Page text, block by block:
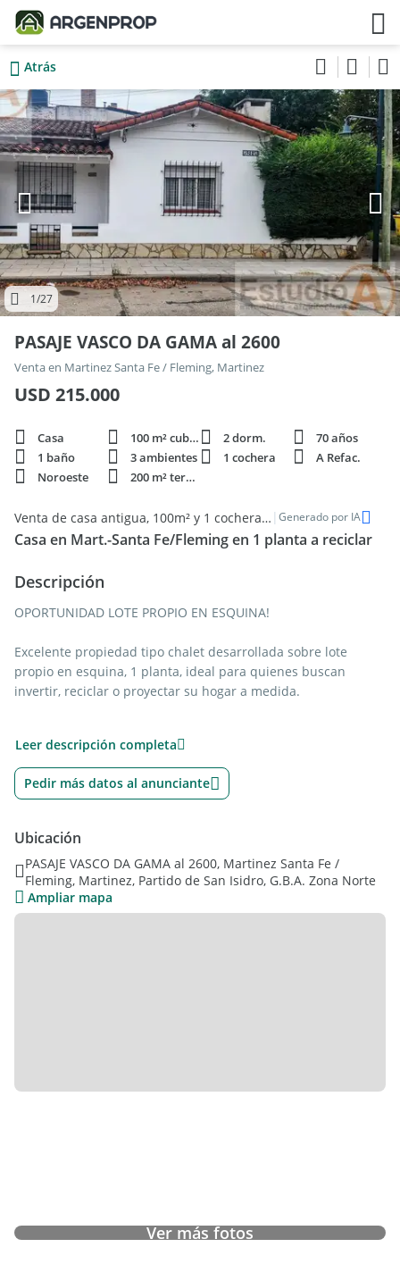
Atrás
1/27
PASAJE VASCO DA GAMA al 2600
Venta en Martinez Santa Fe / Fleming, Martinez
USD 215.000
Casa 100 m² cubie. 2 dorm.
70 años
1 baño
3 ambientes 1 cochera
A Refac.
Noroeste
200 m² terren.
Venta de casa antigua, 100m² y 1 cochera en Martinez Santa Fe / Fleming | Generado por IA
Casa en Mart.-Santa Fe/Fleming en 1 planta a reciclar
Descripción
OPORTUNIDAD LOTE PROPIO EN ESQUINA!
Excelente propiedad tipo chalet desarrollada sobre lote
propio en esquina, 1 planta, ideal para quienes buscan
invertir, reciclar o proyectar su hogar a medida.
conectividad y cercanía a múltiples medios de transporte, lo
que garantiza comodidad y fácil acceso a distintos puntos .A
solo 1 cuadra de Edison y 3 de Parana , Entorno residencial
La propiedad se compone de:
* Living
* Cocina comedor
* Cuarto guarda herramientas
Leer descripción completa
Pedir más datos al anunciante
Ubicación
PASAJE VASCO DA GAMA al 2600, Martinez Santa Fe /
Fleming, Martinez, Partido de San Isidro, G.B.A. Zona Norte
Ampliar mapa
Ver más fotos